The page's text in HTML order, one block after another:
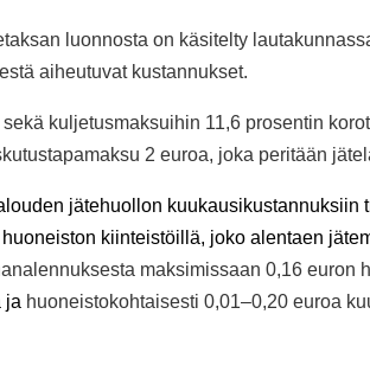
luonnosta on käsitelty
aiheutuvat kustannukset.
kuljetusmaksuihin 11,6 prosentin
2 euroa, joka peritään
jätehuollon
kiinteistöillä, joko alentaen
maksimissaan 0,16 euron
ja huoneistokohtaisesti 0,01–0,20 euroa